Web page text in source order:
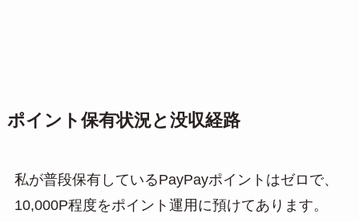
ポイント保有状況と没収経路
私が普段保有しているPayPayポイントはゼロで、
10,000P程度をポイント運用に預けてあります。